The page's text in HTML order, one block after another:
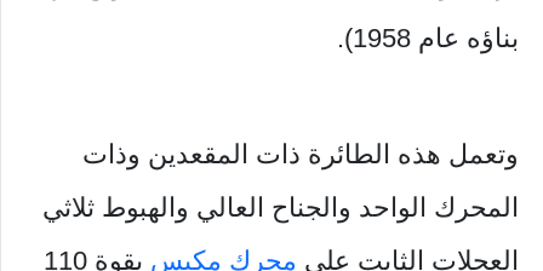
بناؤه عام 1958).
وتعمل هذه الطائرة ذات المقعدين وذات
المحرك الواحد والجناح العالي والهبوط ثلاثي
العجلات الثابت على محرك مكبس
بقوة 110